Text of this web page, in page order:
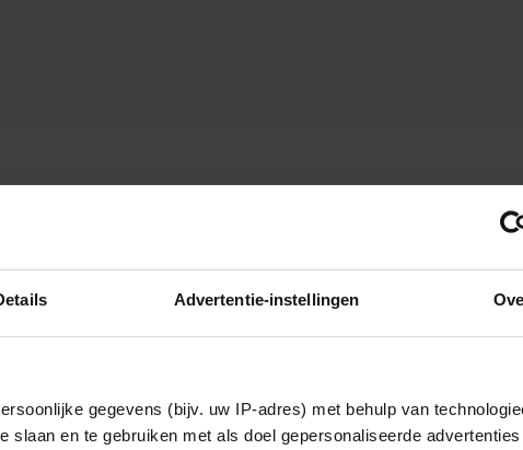
Advertentie-instellingen
gegevens (bijv. uw IP-adres) met behulp van
slaan en te gebruiken met als doel gepersonaliseerde